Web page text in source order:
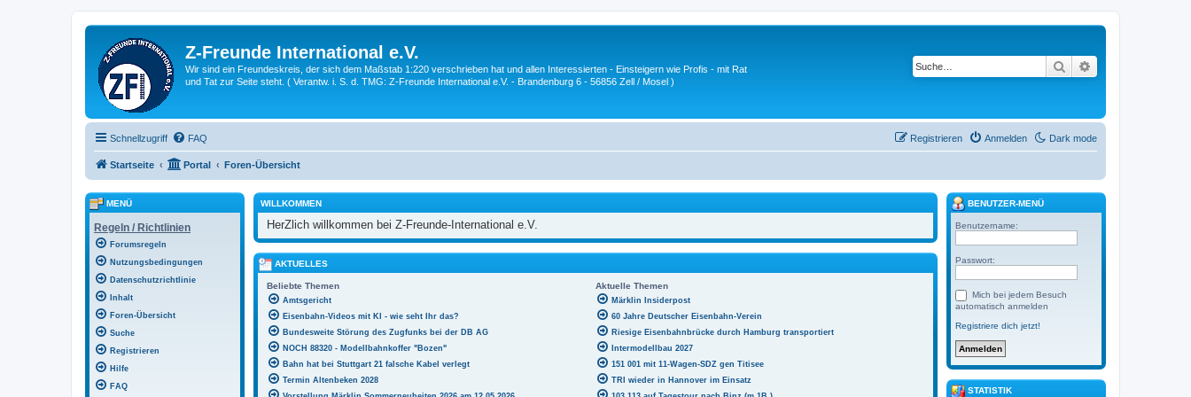
Z-Freunde International e.V.
Wir sind ein Freundeskreis, der sich dem Maßstab 1:220 verschrieben hat und allen Interessierten - Einsteigern wie Profis - mit Rat
und Tat zur Seite steht. ( Verantw. i. S. d. TMG: Z-Freunde International e.V. - Brandenburg 6 - 56856 Zell / Mosel )
Suche
Schnellzugriff Dark mode
FAQ Anmelden
Registrieren
Startseite Portal Foren-Übersicht
WILLKOMMEN
HerZlich willkommen bei Z-Freunde-International e.V.
AKTUELLES
Beliebte Themen Aktuelle Themen
Amtsgericht
Eisenbahn-Videos mit KI - wie seht Ihr das?
Bundesweite Störung des Zugfunks bei der DB AG
NOCH 88320 - Modellbahnkoffer "Bozen"
Bahn hat bei Stuttgart 21 falsche Kabel verlegt
Termin Altenbeken 2028
Märklin Insiderpost
60 Jahre Deutscher Eisenbahn-Verein
Riesige Eisenbahnbrücke durch Hamburg transportiert
Intermodellbau 2027
151 001 mit 11-Wagen-SDZ gen Titisee
TRI wieder in Hannover im Einsatz
MENÜ
Regeln / Richtlinien
Forumsregeln
Nutzungsbedingungen
Datenschutzrichtlinie
Inhalt
Foren-Übersicht
Suche
Registrieren
Hilfe
FAQ
BENUTZER-MENÜ
Benutzername:
Passwort:
Mich bei jedem Besuch
automatisch anmelden
Registriere dich jetzt!
STATISTIK